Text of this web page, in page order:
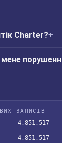
Charter?
мене
ЗАПИСІВ
4,851,517
4,851,517